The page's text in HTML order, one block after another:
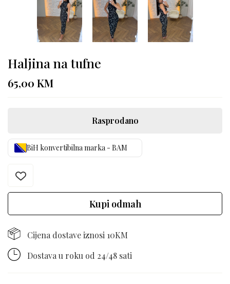
Haljina na tufne
65,00 KM
Rasprodano
BiH konvertibilna marka - BAM
Kupi odmah
Cijena dostave iznosi 10KM
Dostava u roku od 24/48 sati